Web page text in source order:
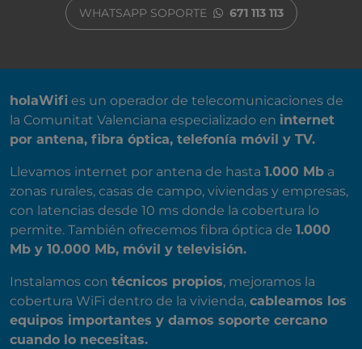
WHATSAPP SOPORTE 671 113 113
holaWifi es un operador de telecomunicaciones de
la Comunitat Valenciana especializado en internet
por antena, fibra óptica, telefonía móvil y TV.
Llevamos internet por antena de hasta 1.000 Mb a
zonas rurales, casas de campo, viviendas y empresas,
con latencias desde 10 ms donde la cobertura lo
permite. También ofrecemos fibra óptica de 1.000
Mb y 10.000 Mb, móvil y televisión.
Instalamos con técnicos propios, mejoramos la
cobertura WiFi dentro de la vivienda, cableamos los
equipos importantes y damos soporte cercano
cuando lo necesitas.